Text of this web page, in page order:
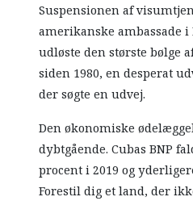
Suspensionen af
amerikanske ambassade i
udløste den største
siden 1980, en desperat
der søgte en udvej.
Den økonomiske
dybtgående. Cubas BNP
procent i 2019 og
Forestil dig et land, der